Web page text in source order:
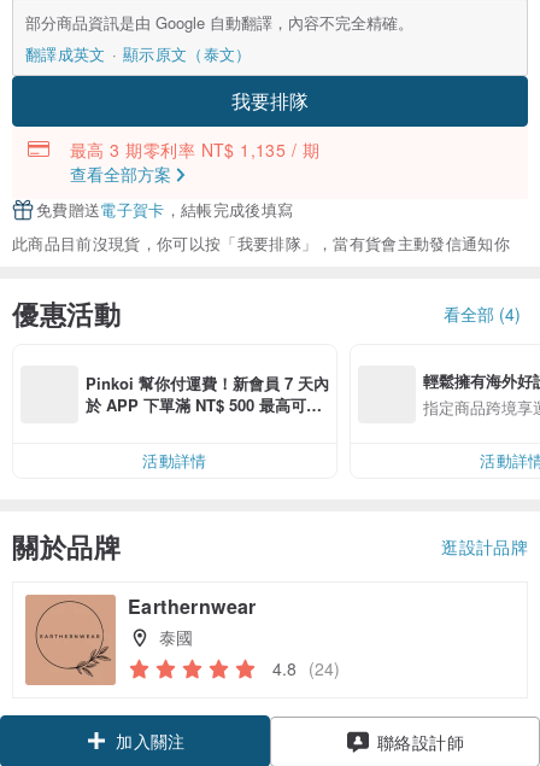
部分商品資訊是由 Google 自動翻譯，內容不完全精確。
翻譯成英文
顯示原文（泰文）
我要排隊
最高 3 期零利率 NT$ 1,135 / 期
查看全部方案
免費贈送電子賀卡 ，結帳完成後填寫
此商品目前沒現貨，你可以按「我要排隊」，當有貨會主動發信通知你
優惠活動 看全部 (4)
Pinkoi 幫你付運費！新會員 7 天內
於 APP 下單滿 NT$ 500 最高可折
活動詳情
輕鬆擁有海外好
指定商品跨境享
活動詳
關於品牌 逛設計品牌
Earthernwear
泰國
4.8 (24)
加入關注 聯絡設計師